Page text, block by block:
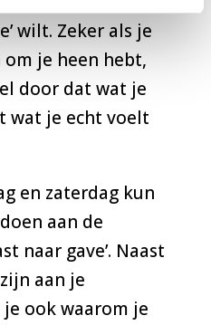
wilt. Zeker als je
je heen hebt,
door dat wat je
wat je echt voelt
en zaterdag kun
aan de
naar gave’. Naast
aan je
ook waarom je